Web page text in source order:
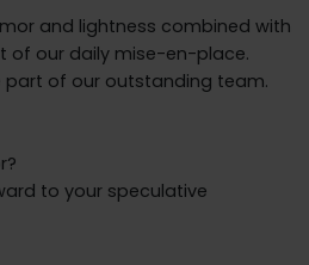
and lightness combined with
of our daily mise-en-place.
part of our outstanding team.
to your speculative